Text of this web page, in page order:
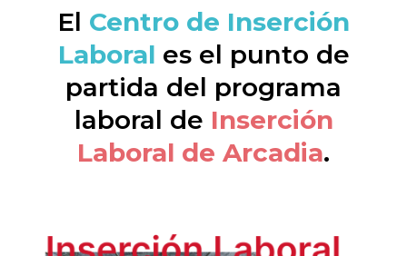
El Centro de Inserción
Laboral es el punto de
partida del programa
laboral de Inserción
Laboral de Arcadia.